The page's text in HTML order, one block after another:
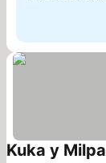
Kuka y Milpa